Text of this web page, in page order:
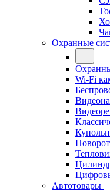
Охранные
Wi-Fi
Автотовары